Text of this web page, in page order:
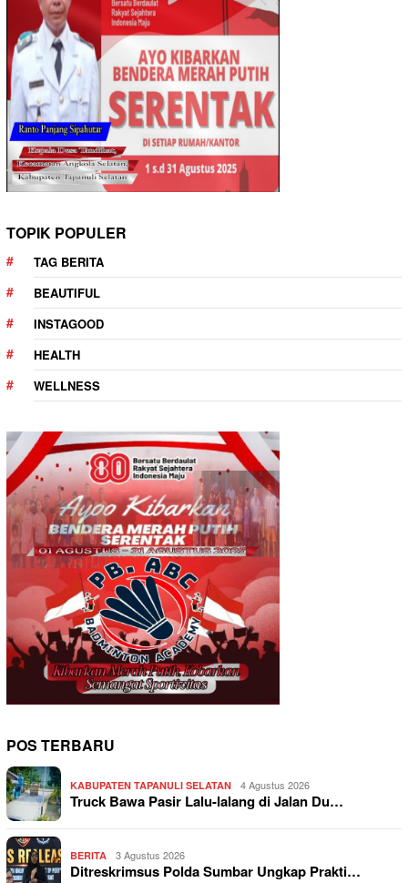
TOPIK POPULER
TAG BERITA
BEAUTIFUL
INSTAGOOD
HEALTH
WELLNESS
POS TERBARU
KABUPATEN TAPANULI SELATAN 4 Agustus 2026
Truck Bawa Pasir Lalu-lalang di Jalan Du…
BERITA 3 Agustus 2026
Ditreskrimsus Polda Sumbar Ungkap Prakti…